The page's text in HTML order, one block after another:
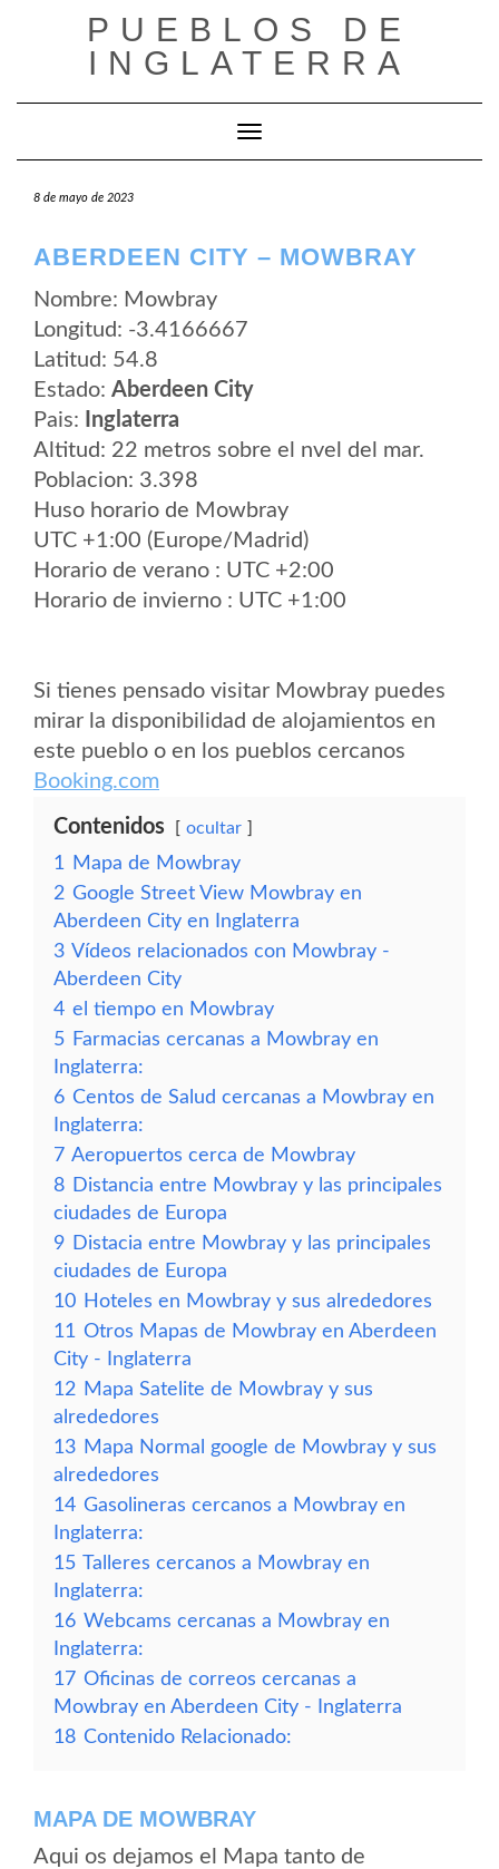
PUEBLOS DE
INGLATERRA
Cambiar modo de navegación
8 de mayo de 2023
ABERDEEN CITY – MOWBRAY
Nombre: Mowbray
Longitud: -3.4166667
Latitud: 54.8
Estado: Aberdeen City
Pais:
Inglaterra
Altitud: 22 metros sobre el nvel del mar.
Poblacion: 3.398
Huso horario de Mowbray
UTC +1:00 (Europe/Madrid)
Horario de verano : UTC +2:00
Horario de invierno : UTC +1:00
Si tienes pensado visitar Mowbray puedes
mirar la disponibilidad de alojamientos en
este pueblo o en los pueblos cercanos
Booking.com
Contenidos ocultar
1
Mapa de Mowbray
2 Google Street View Mowbray en
Aberdeen City en Inglaterra
3 Vídeos relacionados con Mowbray -
Aberdeen City
4 el tiempo en Mowbray
5 Farmacias cercanas a Mowbray en
Inglaterra:
6 Centos de Salud cercanas a Mowbray en
Inglaterra:
7 Aeropuertos cerca de Mowbray
8 Distancia entre Mowbray y las principales
ciudades de Europa
9 Distacia entre Mowbray y las principales
ciudades de Europa
10 Hoteles en Mowbray y sus alrededores
11 Otros Mapas de Mowbray en Aberdeen
City - Inglaterra
12 Mapa Satelite de Mowbray y sus
alrededores
13 Mapa Normal google de Mowbray y sus
alrededores
14 Gasolineras cercanos a Mowbray en
Inglaterra:
15 Talleres cercanos a Mowbray en
Inglaterra:
16 Webcams cercanas a Mowbray en
Inglaterra:
17 Oficinas de correos cercanas a
Mowbray en Aberdeen City - Inglaterra
18 Contenido Relacionado:
MAPA DE MOWBRAY
Aqui os dejamos el Mapa tanto de